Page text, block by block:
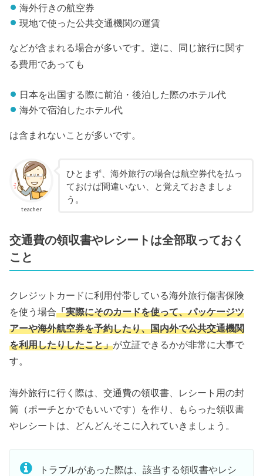
海外行きの航空券
現地で使った公共交通機関の運賃
などが含まれる場合が多いです。逆に、同じ旅行に関す
る費用であっても
日本を出国する際に前泊・後泊した際のホテル代
海外で宿泊したホテル代
は含まれないことが多いです。
teacher
ひとまず、海外旅行の場合は航空券代を払っ
ておけば間違いない、と覚えておきましょ
う。
交通費の領収書やレシートは全部取っておく
こと
クレジットカードに利用付帯している海外旅行傷害保険
を使う場合「実際にそのカードを使って、パッケージツ
アーや海外航空券を予約したり、国内外で公共交通機関
を利用したりしたこと」が立証できるかが非常に大事で
す。
海外旅行に行く際は、交通費の領収書、レシート用の封
筒（ポーチとかでもいいです）を作り、もらった領収書
やレシートは、どんどんそこに入れていきましょう。
トラブルがあった際は、該当する領収書やレシ